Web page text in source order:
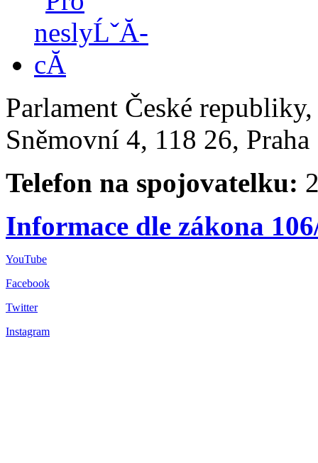
Parlament České
Sněmovní 4, 118 26,
Telefon na spojovatelku:
Informace dle zákona
YouTube
Facebook
Twitter
Instagram